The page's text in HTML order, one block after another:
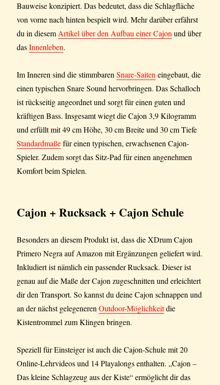
Bauweise konzipiert. Das bedeutet, dass die Schlagfläche
von vorne nach hinten bespielt wird. Mehr darüber erfährst
du in diesemArtikel über den Aufbau einer Cajonund über
dasInnenleben.
Im Inneren sind die stimmbarenSnare-Saiteneingebaut, die
einen typischen Snare Sound hervorbringen. Das Schalloch
ist rückseitig angeordnet und sorgt für einen guten und
kräftigen Bass. Insgesamt wiegt die Cajon 3,9 Kilogramm
und erfüllt mit 49 cm Höhe, 30 cm Breite und 30 cm Tiefe
Standardmaßefür einen typischen, erwachsenen Cajon-
Spieler. Zudem sorgt das Sitz-Pad für einen angenehmen
Komfort beim Spielen.
Cajon + Rucksack + Cajon Schule
Besonders an diesem Produkt ist, dass die XDrum Cajon
Primero Negra auf Amazon mit Ergänzungen geliefert wird.
Inkludiert ist nämlich ein passender Rucksack. Dieser ist
genau auf die Maße der Cajon zugeschnitten und erleichtert
dir den Transport. So kannst du deine Cajon schnappen und
an der nächst gelegenerenOutdoor-Möglichkeitdie
Kistentrommel zum Klingen bringen.
Speziell für Einsteiger ist auch die Cajon-Schule mit 20
Online-Lehrvideos und 14 Playalongs enthalten. „Cajon –
Das kleine Schlagzeug aus der Kiste“ ermöglicht dir das